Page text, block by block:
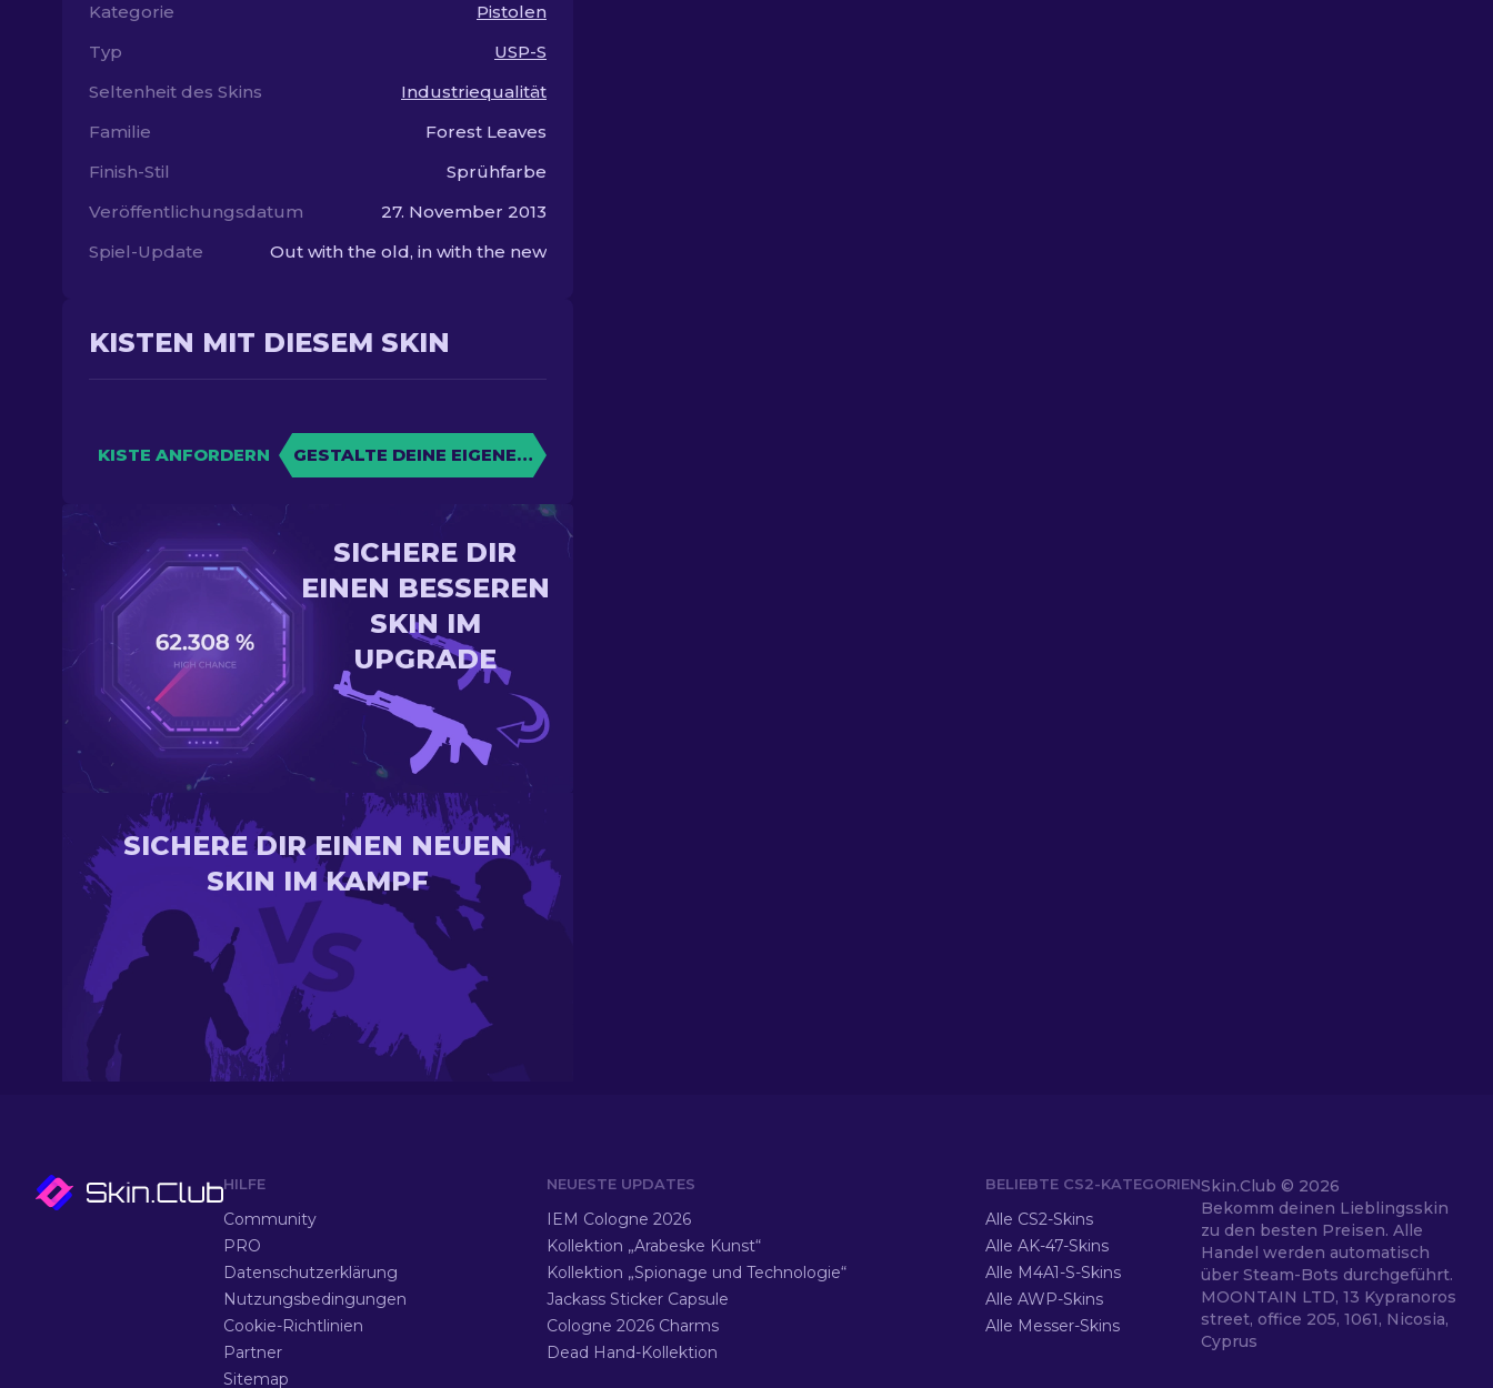
Kategorie
Pistolen
Typ
USP-S
Seltenheit des Skins
Industriequalität
Familie
Forest Leaves
Finish-Stil
Sprühfarbe
Veröffentlichungsdatum
27. November 2013
Spiel-Update
Out with the old, in with the new
KISTEN MIT DIESEM SKIN
KISTE ANFORDERN GESTALTE DEINE EIGENE KISTE
SICHERE DIR
EINEN BESSEREN
SKIN IM
UPGRADE
SICHERE DIR EINEN NEUEN
SKIN IM KAMPF
HILFE
Community
PRO
Datenschutzerklärung
Nutzungsbedingungen
Cookie-Richtlinien
Partner
Sitemap
NEUESTE UPDATES
IEM Cologne 2026
Kollektion „Arabeske Kunst“
Kollektion „Spionage und Technologie“
Jackass Sticker Capsule
Cologne 2026 Charms
Dead Hand-Kollektion
BELIEBTE CS2-KATEGORIEN
Alle CS2-Skins
Alle AK-47-Skins
Alle M4A1-S-Skins
Alle AWP-Skins
Alle Messer-Skins
Skin.Club © 2026
Bekomm deinen Lieblingsskin
zu den besten Preisen. Alle
Handel werden automatisch
über Steam-Bots durchgeführt.
MOONTAIN LTD, 13 Kypranoros
street, office 205, 1061, Nicosia,
Cyprus